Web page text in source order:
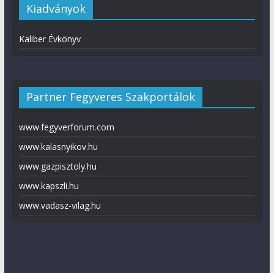
Kiadványok
Kaliber Évkönyv
Partner Fegyveres Szakportálok
www.fegyverforum.com
www.kalasnyikov.hu
www.gazpisztoly.hu
www.kapszli.hu
www.vadasz-vilag.hu